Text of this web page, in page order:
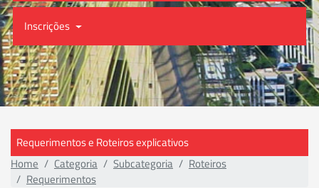
Inscrições
Requerimentos e Roteiros explicativos
Home
Categoria Subcategoria
Roteiros
Requerimentos